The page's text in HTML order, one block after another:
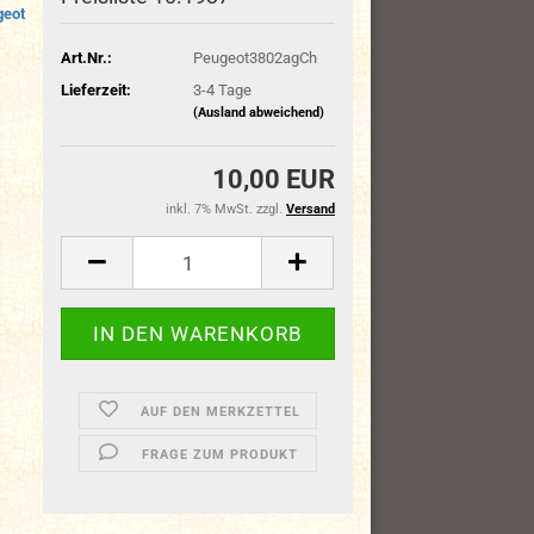
Art.Nr.:
Peugeot3802agCh
Lieferzeit:
3-4 Tage
(Ausland abweichend)
10,00 EUR
inkl. 7% MwSt. zzgl. Versand
AUF DEN MERKZETTEL
FRAGE ZUM PRODUKT